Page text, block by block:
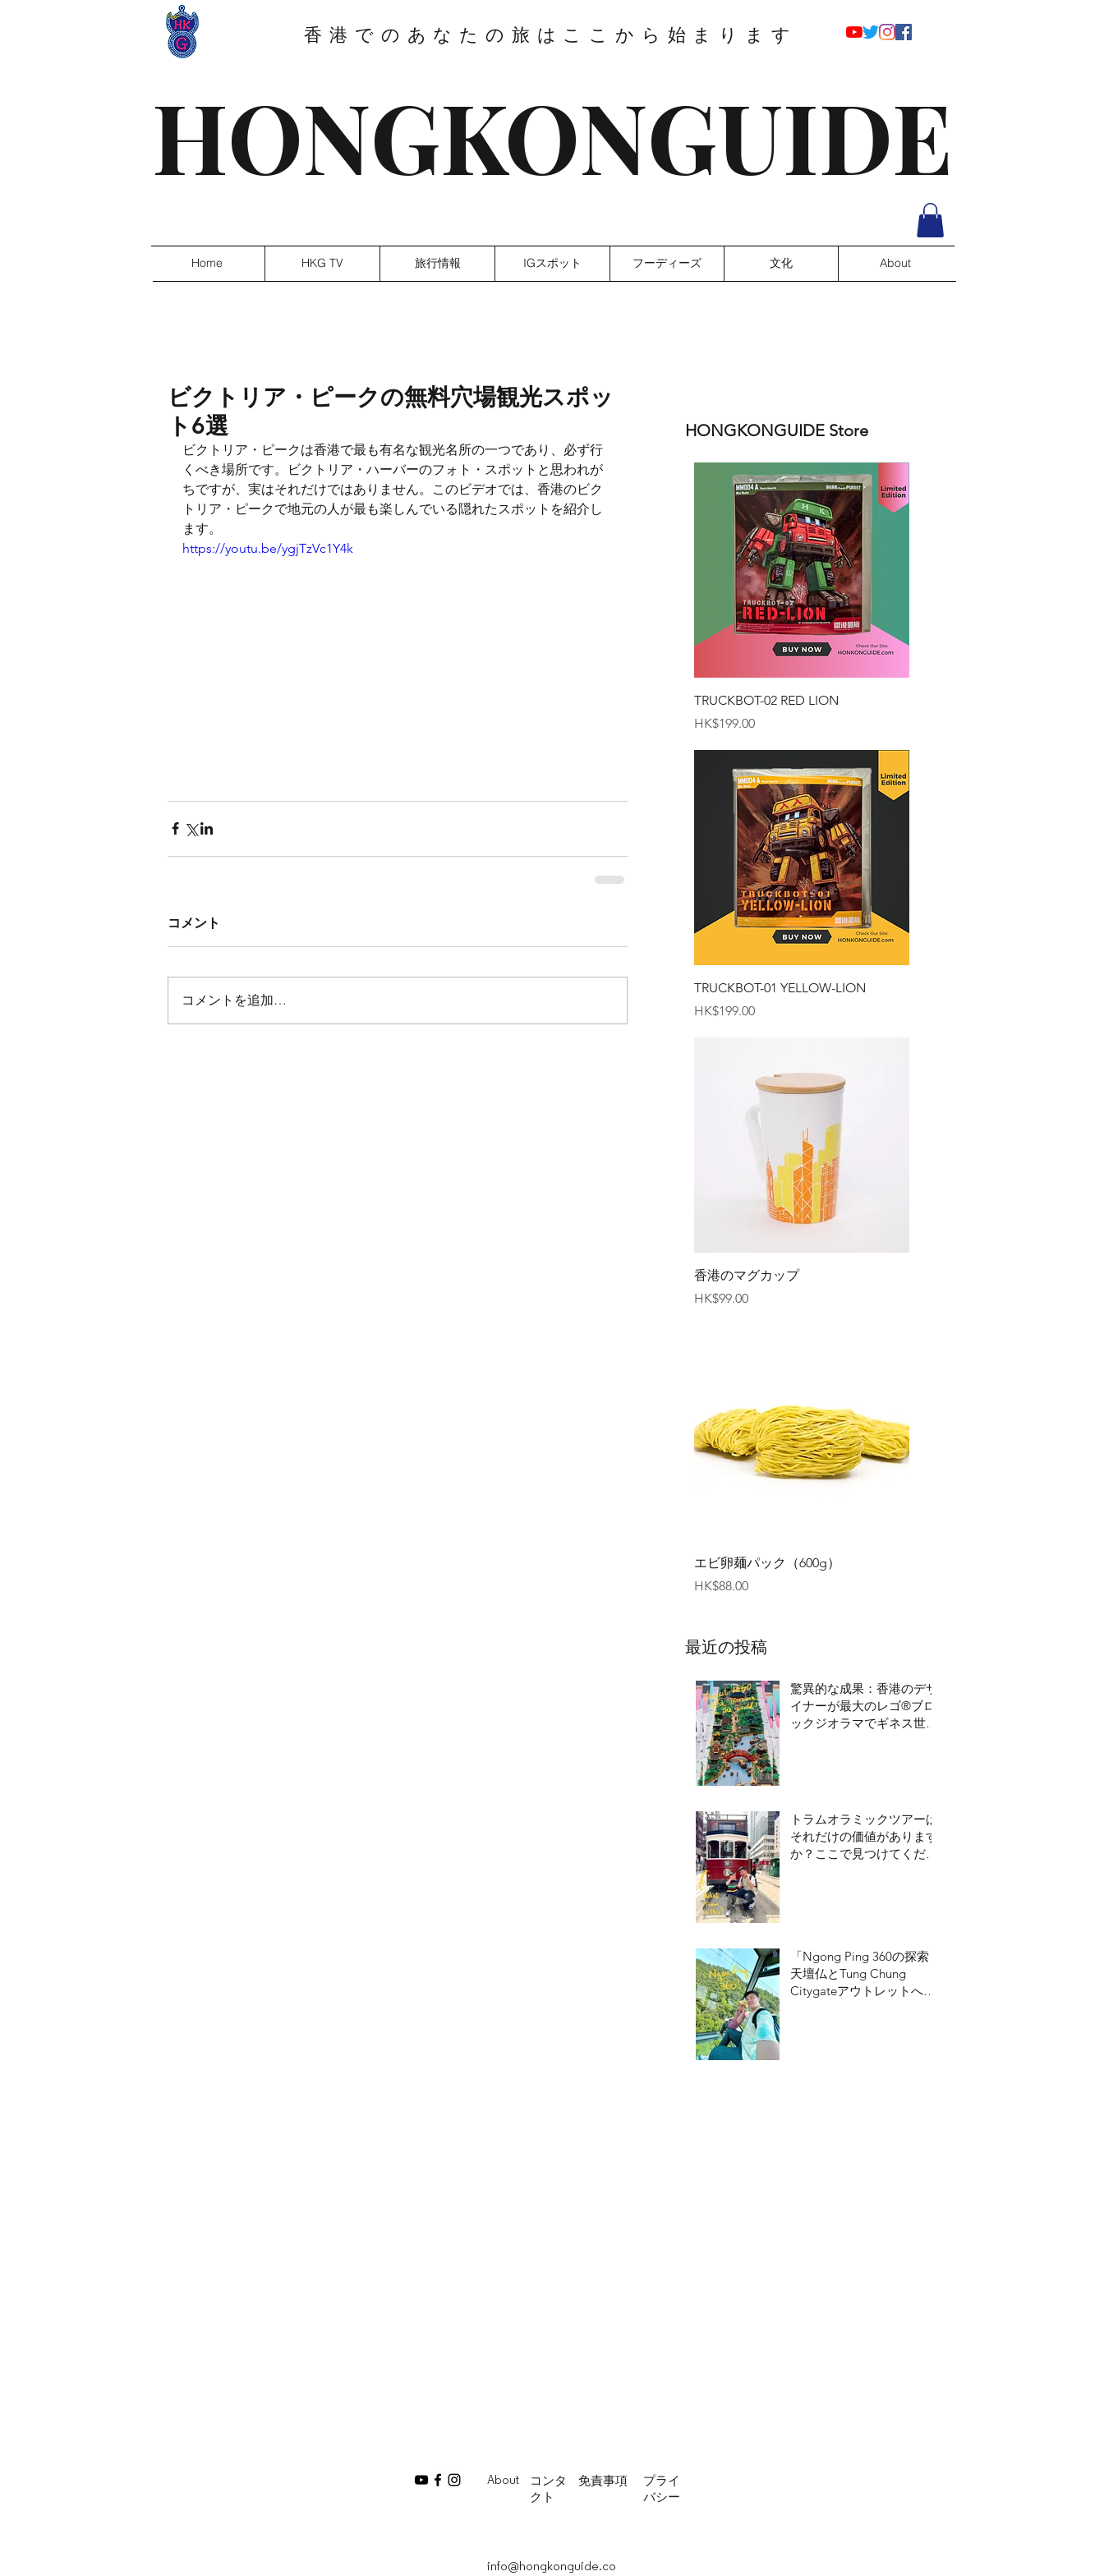
香港でのあなたの旅はここから始まります
HONGKONGUIDE
Home HKG TV 旅行情報 IGスポット フーディーズ 文化 About
HONGKONGUIDE Store
クイックビュー
TRUCKBOT-02 RED LION
価格
HK$199.00
クイックビュー
TRUCKBOT-01 YELLOW-LION
価格
HK$199.00
クイックビュー
香港のマグカップ
価格
HK$99.00
クイックビュー
エビ卵麺パック（600g）
価格
HK$88.00
最近の投稿
驚異的な成果：香港のデザ
イナーが最大のレゴ®ブロ
ックジオラマでギネス世界
トラムオラミックツアーは
それだけの価値があります
か？ここで見つけてくださ
「Ngong Ping 360の探索：
天壇仏とTung Chung
Citygateアウトレットへの
ビクトリア・ピークの無料穴場観光スポッ
ト6選
ビクトリア・ピークは香港で最も有名な観光名所の一つであり、必ず行
くべき場所です。ビクトリア・ハーバーのフォト・スポットと思われが
ちですが、実はそれだけではありません。このビデオでは、香港のビク
トリア・ピークで地元の人が最も楽しんでいる隠れたスポットを紹介し
ます。
https://youtu.be/ygjTzVc1Y4k
コメント
コメントを追加…
About
コンタ
クト
免責事項
プライ
バシー
info@hongkonguide.co